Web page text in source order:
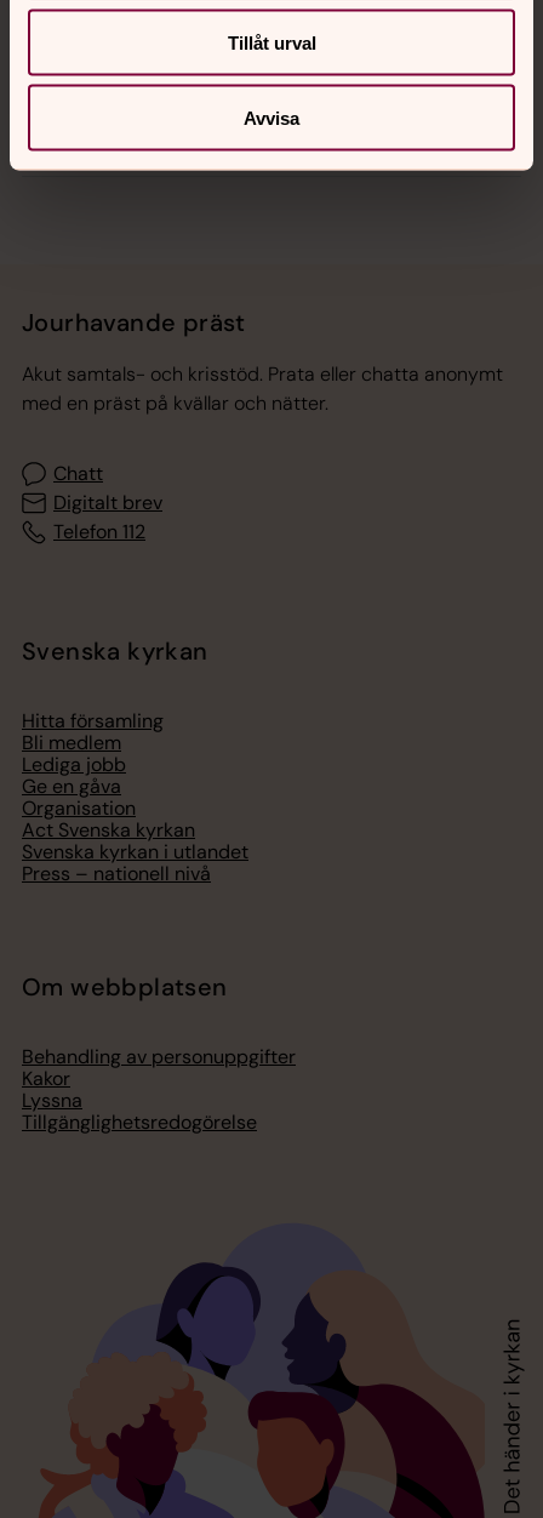
Tillåt urval
Avvisa
Jourhavande präst
Akut samtals- och krisstöd. Prata eller chatta anonymt
med en präst på kvällar och nätter.
Chatt
Digitalt brev
Telefon 112
Svenska kyrkan
Hitta församling
Bli medlem
Lediga jobb
Ge en gåva
Organisation
Act Svenska kyrkan
Svenska kyrkan i utlandet
Press – nationell nivå
Om webbplatsen
Behandling av personuppgifter
Kakor
Lyssna
Tillgänglighetsredogörelse